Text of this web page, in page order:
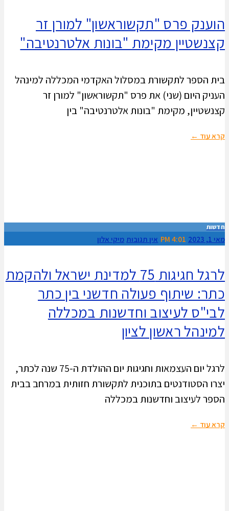
הוענק פרס "תקשוראשון" למורן זר
קצנשטיין מקימת "בונות אלטרנטיבה"
בית הספר לתקשורת במסלול האקדמי המכללה למינהל
העניק היום (שני) את פרס "תקשוראשון" למורן זר
קצנשטיין, מקימת "בונות אלטרנטיבה" בין
קרא עוד ←
חדשות
מאי 1, 2023 4:01 PM אין תגובות מיקי אלון
לרגל חגיגות 75 למדינת ישראל ולהקמת
כתר: שיתוף פעולה חדשני בין כתר
לבי"ס לעיצוב וחדשנות במכללה
למינהל ראשון לציון
לרגל יום העצמאות וחגיגות יום ההולדת ה-75 שנה לכתר,
יצרו הסטודנטים בתוכנית לתקשורת חזותית במרחב בבית
הספר לעיצוב וחדשנות במכללה
קרא עוד ←